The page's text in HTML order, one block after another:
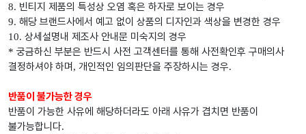
8. 빈티지 제품의 특성상 오염 혹은 하자로 보이는 경우
9. 해당 브랜드사에서 예고 없이 상품의 디자인과 색상을 변경한 경우
10. 상세설명내 제조사 안내문 미숙지의 경우
* 궁금하신 부분은 반드시 사전 고객센터를 통해 사전확인후 구매의사
결정하셔야 하며 , 개인적인 임의판단을 주장하시는 경우.
반품이 불가능한 경우
반품이 가능한 사유에 해당하더라도 아래 사유가 겹치면 반품이
불가능합니다.